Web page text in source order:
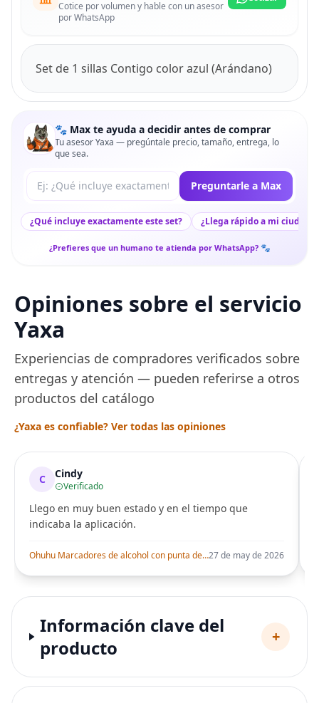
Cotice por volumen y hable con un asesor
por WhatsApp
Set de 1 sillas Contigo color azul (Arándano)
🐾 Max te ayuda a decidir antes de comprar
Tu asesor Yaxa — pregúntale precio, tamaño, entrega, lo
que sea.
Tu pregunta a Max Preguntarle a Max
¿Qué incluye exactamente este set? ¿Llega rápido a mi ciudad?
¿Prefieres que un humano te atienda por WhatsApp? 🐾
Opiniones sobre el servicio
Yaxa
Experiencias de compradores verificados sobre
entregas y atención — pueden referirse a otros
productos del catálogo
¿Yaxa es confiable? Ver todas las opiniones
C Cindy
Verificado
Llego en muy buen estado y en el tiempo que
indicaba la aplicación.
Ohuhu Marcadores de alcohol con punta de pincel – Juego de marcadores artísticos de doble punta con certificación AP para artistas adultos27 de may de 2026
Información clave del
producto
+